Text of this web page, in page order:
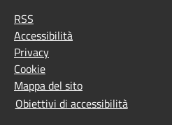
RSS
Accessibilità
Privacy
Cookie
Mappa del sito
Obiettivi di accessibilità